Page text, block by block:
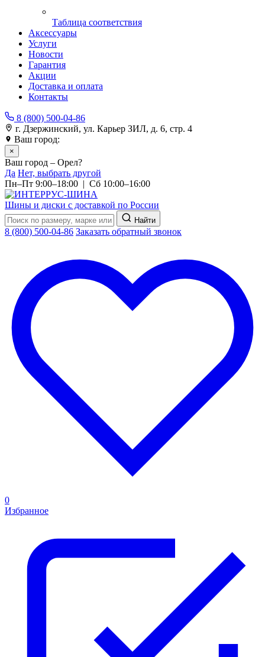
Таблица соответствия
Аксессуары
Услуги
Новости
Гарантия
Акции
Доставка и оплата
Контакты
8 (800) 500-04-86
г. Дзержинский, ул. Карьер ЗИЛ, д. 6, стр. 4
Ваш город:
×
Ваш город – Орел?
Да Нет, выбрать другой
Пн–Пт 9:00–18:00 | Сб 10:00–16:00
Шины и диски с доставкой по России
Найти
8 (800) 500-04-86 Заказать обратный звонок
0
Избранное